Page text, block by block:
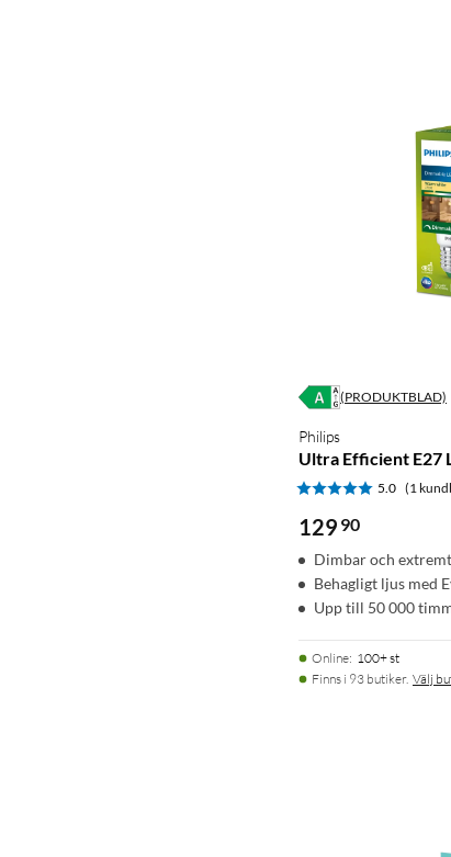
(PRODUKTBLAD)
Philips
Ultra Efficient E27
5.0 (1
129 90
Dimbar och
Behagligt ljus med
Upp till 50 000
Online: 100+ st
Finns i 93 butiker. Välj